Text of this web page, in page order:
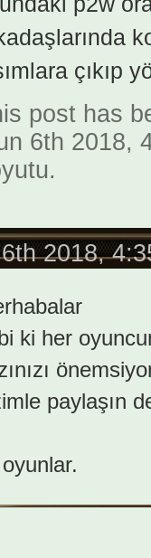
post has
6th 2018,
2018,
ki her
paylaşın